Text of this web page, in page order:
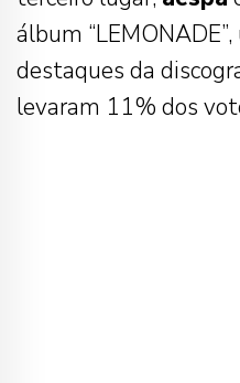
álbum
destaques da
levaram 11% dos